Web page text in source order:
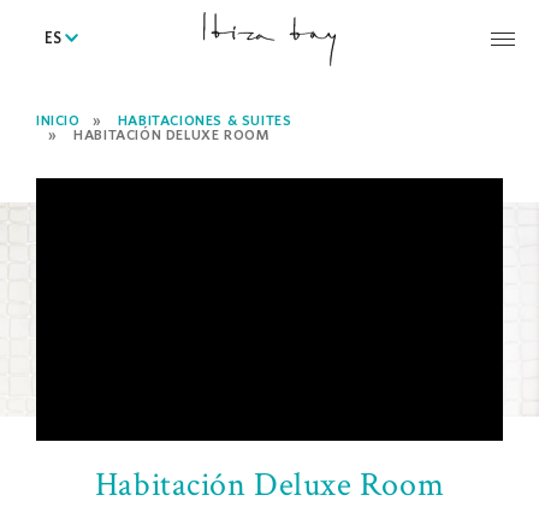
ES
INICIO
HABITACIONES & SUITES
HABITACIÓN DELUXE ROOM
Habitación Deluxe Room